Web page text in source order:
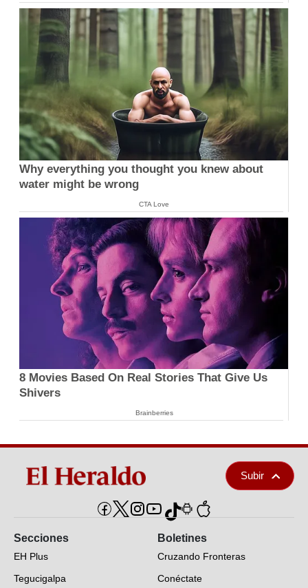
Why everything you thought you knew about
water might be wrong
CTA Love
8 Movies Based On Real Stories That Give Us
Shivers
Brainberries
Subir
Secciones
EH Plus
Tegucigalpa
Boletines
Cruzando Fronteras
Conéctate